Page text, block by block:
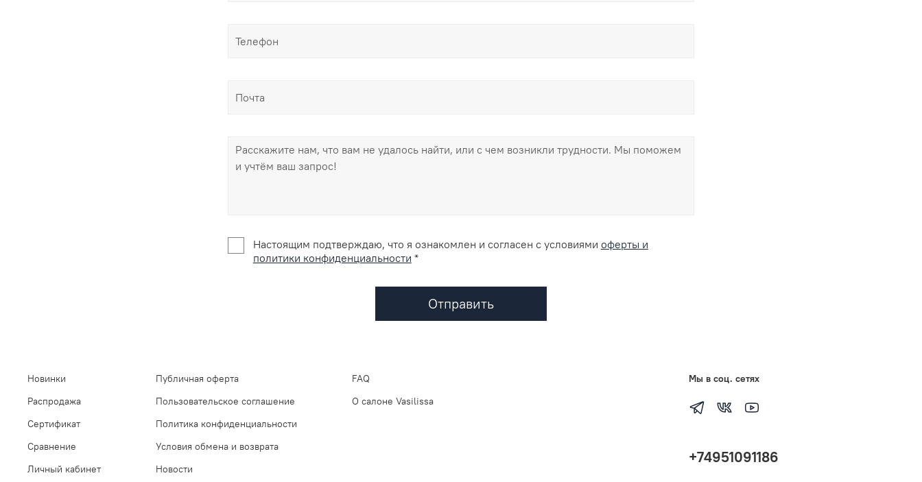
Настоящим подтверждаю, что я ознакомлен и согласен с условиями оферты и
политики конфиденциальности *
Отправить
Новинки
Распродажа
Сертификат
Сравнение
Личный кабинет
Публичная оферта
Пользовательское соглашение
Политика конфиденциальности
Условия обмена и возврата
Новости
FAQ
О салоне Vasilissa
Мы в соц. сетях
+74951091186